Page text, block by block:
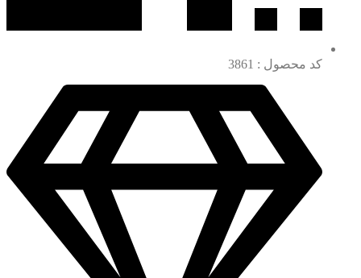
کد محصول : 3861